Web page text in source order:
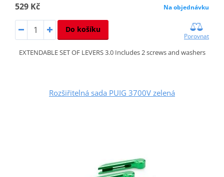
529 Kč Na objednávku
Do košíku
Porovnat
EXTENDABLE SET OF LEVERS 3.0 Includes 2 screws and washers
Rozšiřitelná sada PUIG 3700V zelená